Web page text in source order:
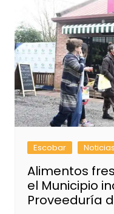
Escobar Noticias
Alimentos
el Municipio
Proveeduría